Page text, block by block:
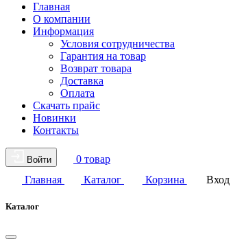
Главная
О компании
Информация
Условия сотрудничества
Гарантия на товар
Возврат товара
Доставка
Оплата
Скачать прайс
Новинки
Контакты
Войти
0 товар
Главная
Каталог Корзина Вход
Каталог